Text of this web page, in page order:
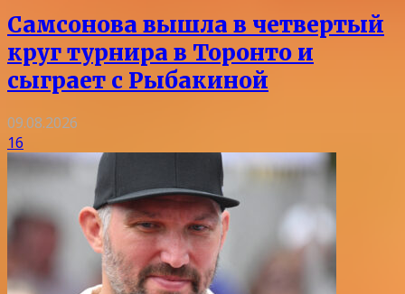
Самсонова вышла в четвертый
круг турнира в Торонто и
сыграет с Рыбакиной
09.08.2026
16